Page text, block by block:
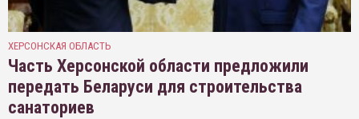
ХЕРСОНСКАЯ ОБЛАСТЬ
Часть Херсонской области предложили
передать Беларуси для строительства
санаториев